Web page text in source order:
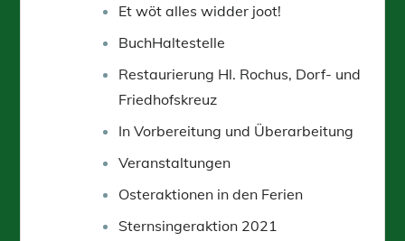
Et wöt alles widder joot!
BuchHaltestelle
Restaurierung Hl. Rochus, Dorf- und
Friedhofskreuz
In Vorbereitung und Überarbeitung
Veranstaltungen
Osteraktionen in den Ferien
Sternsingeraktion 2021